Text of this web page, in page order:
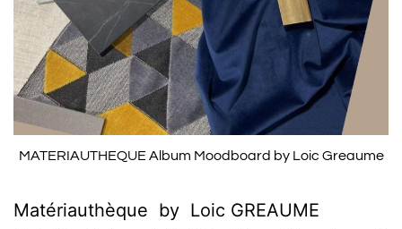
MATERIAUTHEQUE Album Moodboard by Loic Greaume
Matériauthèque by Loic GREAUME